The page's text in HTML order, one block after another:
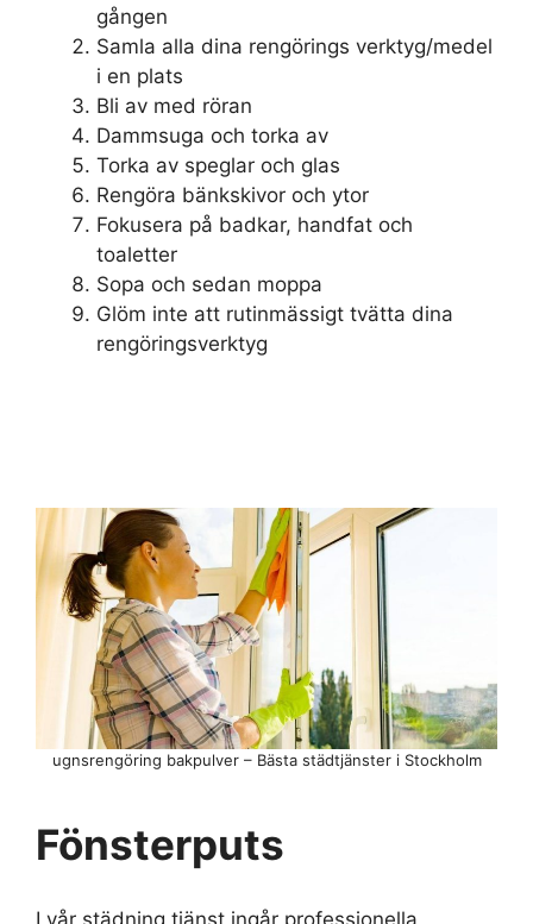
gången
Samla alla dina rengörings verktyg/medel
i en plats
Bli av med röran
Dammsuga och torka av
Torka av speglar och glas
Rengöra bänkskivor och ytor
Fokusera på badkar, handfat och
toaletter
Sopa och sedan moppa
Glöm inte att rutinmässigt tvätta dina
rengöringsverktyg
ugnsrengöring bakpulver – Bästa städtjänster i Stockholm
Fönsterputs